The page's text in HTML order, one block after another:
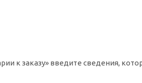
к заказу» введите сведения,